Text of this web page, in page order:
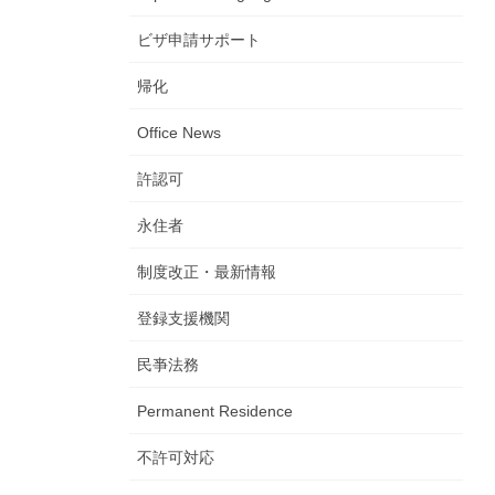
ビザ申請サポート
帰化
Office News
許認可
永住者
制度改正・最新情報
登録支援機関
民亊法務
Permanent Residence
不許可対応